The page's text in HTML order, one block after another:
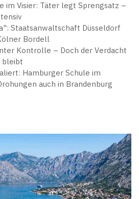
im Visier: Täter legt Sprengsatz –
Staatsanwaltschaft Düsseldorf
Bordell
Kontrolle – Doch der Verdacht
bleibt
Hamburger Schule im
auch in Brandenburg